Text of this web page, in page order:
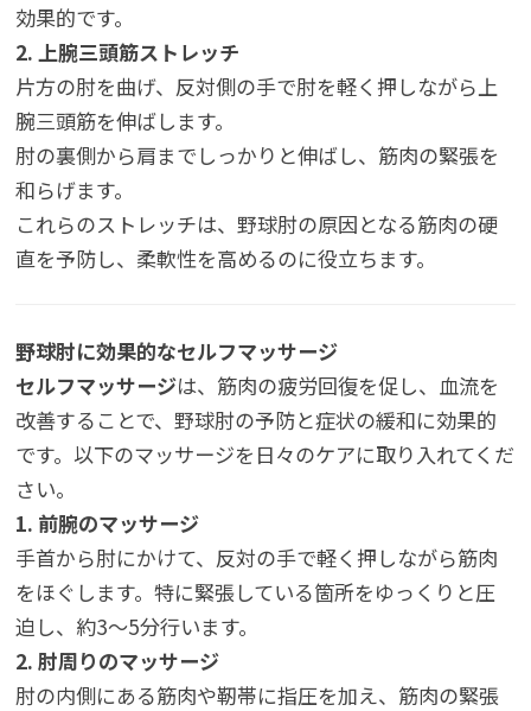
効果的です。
2. 上腕三頭筋ストレッチ
片方の肘を曲げ、反対側の手で肘を軽く押しながら上
腕三頭筋を伸ばします。
肘の裏側から肩までしっかりと伸ばし、筋肉の緊張を
和らげます。
これらのストレッチは、野球肘の原因となる筋肉の硬
直を予防し、柔軟性を高めるのに役立ちます。
野球肘に効果的なセルフマッサージ
セルフマッサージは、筋肉の疲労回復を促し、血流を
改善することで、野球肘の予防と症状の緩和に効果的
です。以下のマッサージを日々のケアに取り入れてくだ
さい。
1. 前腕のマッサージ
手首から肘にかけて、反対の手で軽く押しながら筋肉
をほぐします。特に緊張している箇所をゆっくりと圧
迫し、約3〜5分行います。
2. 肘周りのマッサージ
肘の内側にある筋肉や靭帯に指圧を加え、筋肉の緊張